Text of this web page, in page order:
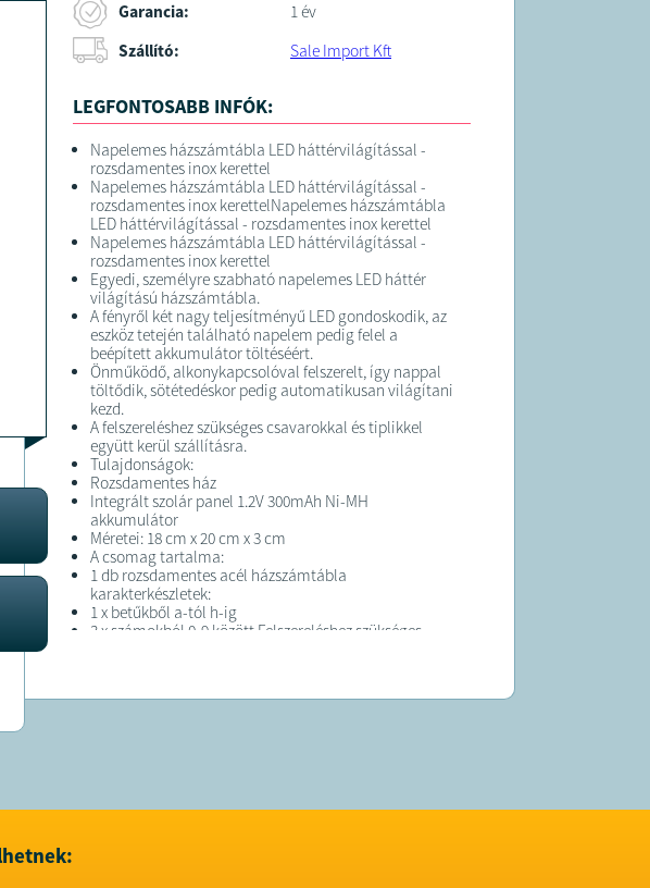
Garancia:
1 év
Szállító:
Sale Import Kft
LEGFONTOSABB INFÓK:
Napelemes házszámtábla LED háttérvilágítással -
rozsdamentes inox kerettel
Napelemes házszámtábla LED háttérvilágítással -
rozsdamentes inox kerettelNapelemes házszámtábla
LED háttérvilágítással - rozsdamentes inox kerettel
Napelemes házszámtábla LED háttérvilágítással -
rozsdamentes inox kerettel
Egyedi, személyre szabható napelemes LED háttér
világítású házszámtábla.
A fényről két nagy teljesítményű LED gondoskodik, az
eszköz tetején található napelem pedig felel a
beépített akkumulátor töltéséért.
Önműködő, alkonykapcsolóval felszerelt, így nappal
töltődik, sötétedéskor pedig automatikusan világítani
kezd.
A felszereléshez szükséges csavarokkal és tiplikkel
együtt kerül szállításra.
Tulajdonságok:
Rozsdamentes ház
Integrált szolár panel 1.2V 300mAh Ni-MH
akkumulátor
Méretei: 18 cm x 20 cm x 3 cm
A csomag tartalma:
1 db rozsdamentes acél házszámtábla
karakterkészletek:
1 x betűkből a-tól h-ig
3 x számokból 0-9 között Felszereléshez szükséges